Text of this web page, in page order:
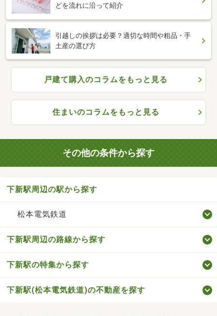
どを流れに沿って紹介
引越しの挨拶は必要？適切な時間や粗品・手
土産の選び方
戸建て購入のコラムをもっと見る
住まいのコラムをもっと見る
その他の条件から探す
下新駅周辺の駅から探す
松本電気鉄道
下新駅周辺の路線から探す
下新駅の特集から探す
下新駅(松本電気鉄道)の不動産を探す